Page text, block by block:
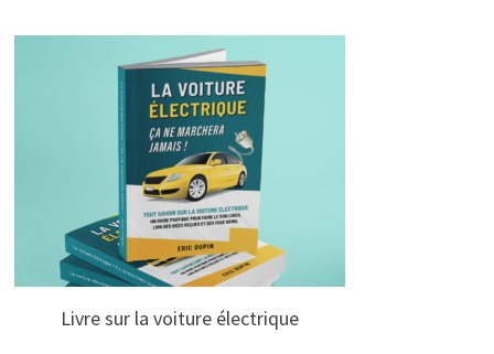
Livre sur la voiture électrique